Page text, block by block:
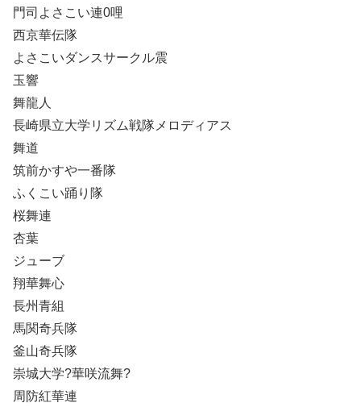
門司よさこい連0哩
西京華伝隊
よさこいダンスサークル震
玉響
舞龍人
長崎県立大学リズム戦隊メロディアス
舞道
筑前かすや一番隊
ふくこい踊り隊
桜舞連
杏葉
ジューブ
翔華舞心
長州青組
馬関奇兵隊
釜山奇兵隊
崇城大学?華咲流舞?
周防紅華連